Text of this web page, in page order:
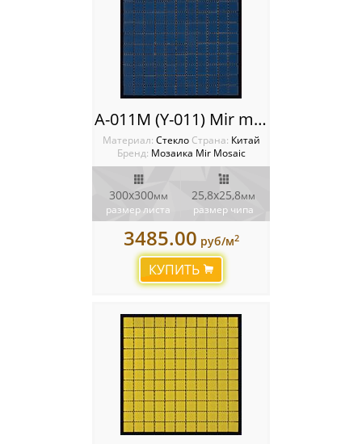
A-011M (Y-011) Mir mosaic
Материал: Стекло Cтрана: Китай
Бренд: Мозаика Mir Mosaic
300x300мм
размер листа
25,8х25,8мм
размер чипа
3485.00 руб/м2
КУПИТЬ